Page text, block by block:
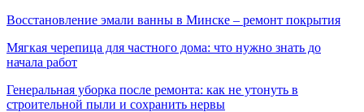
Восстановление эмали ванны в Минске – ремонт покрытия
Мягкая черепица для частного дома: что нужно знать до
начала работ
Генеральная уборка после ремонта: как не утонуть в
строительной пыли и сохранить нервы